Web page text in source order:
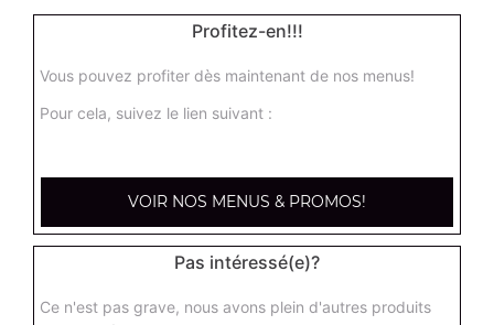
boursin large
Base sauce tomate, mozzarella, viande hachée, oeuf
17.95€
Base sauce tomate, mozzarella, viande kébab, tomate
fraîches, oignons
17.95€
hannibale large
Profitez-en!!!
Vous pouvez profiter dès maintenant de nos menus!
Pour cela, suivez le lien suivant :
VOIR NOS MENUS & PROMOS!
Pas intéressé(e)?
Ce n'est pas grave, nous avons plein d'autres produits